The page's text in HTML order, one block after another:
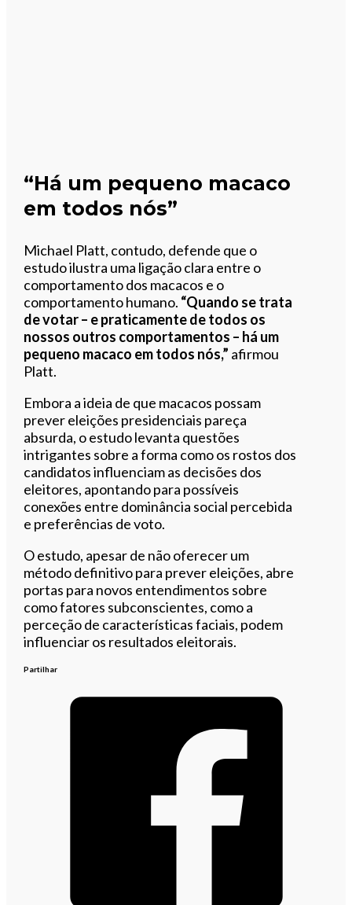
“Há um pequeno macaco
em todos nós”
Michael Platt, contudo, defende que o
estudo ilustra uma ligação clara entre o
comportamento dos macacos e o
comportamento humano. “Quando se trata
de votar – e praticamente de todos os
nossos outros comportamentos – há um
pequeno macaco em todos nós,” afirmou
Platt.
Embora a ideia de que macacos possam
prever eleições presidenciais pareça
absurda, o estudo levanta questões
intrigantes sobre a forma como os rostos dos
candidatos influenciam as decisões dos
eleitores, apontando para possíveis
conexões entre dominância social percebida
e preferências de voto.
O estudo, apesar de não oferecer um
método definitivo para prever eleições, abre
portas para novos entendimentos sobre
como fatores subconscientes, como a
perceção de características faciais, podem
influenciar os resultados eleitorais.
Partilhar